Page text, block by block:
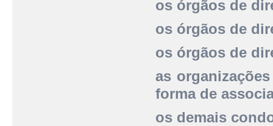
os órgãos de
os órgãos de
os órgãos de
as
forma de
os demais